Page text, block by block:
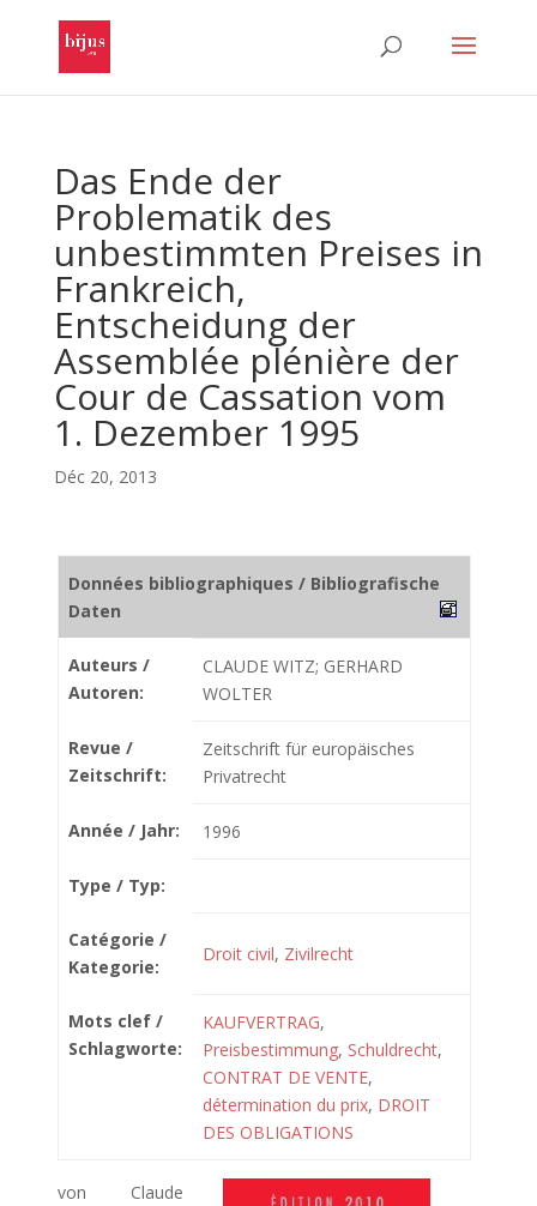
Das Ende der
Problematik des
unbestimmten Preises in
Frankreich,
Entscheidung der
Assemblée plénière der
Cour de Cassation vom
1. Dezember 1995
Déc 20, 2013
Données bibliographiques / Bibliografische
Daten
Auteurs /
Autoren:
CLAUDE WITZ; GERHARD
WOLTER
Revue /
Zeitschrift:
Zeitschrift für europäisches
Privatrecht
Année / Jahr: 1996
Type / Typ:
Catégorie /
Kategorie:
Droit civil, Zivilrecht
Mots clef /
Schlagworte:
KAUFVERTRAG,
Preisbestimmung, Schuldrecht,
CONTRAT DE VENTE,
détermination du prix, DROIT
DES OBLIGATIONS
von Claude